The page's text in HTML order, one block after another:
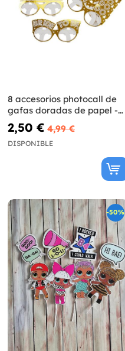
8 accesorios photocall de
gafas doradas de papel -
Woo Hoo Hen Do
2,50 € 4,99 €
DISPONIBLE
-50%